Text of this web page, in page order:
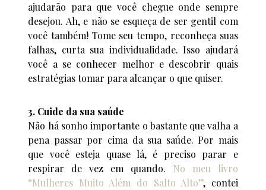
ajudarão para que você chegue onde sempre
desejou. Ah, e não se esqueça de ser gentil com
você também! Tome seu tempo, reconheça suas
falhas, curta sua individualidade. Isso ajudará
você a se conhecer melhor e descobrir quais
estratégias tomar para alcançar o que quiser.
3. Cuide da sua saúde
Não há sonho importante o bastante que valha a
pena passar por cima da sua saúde. Por mais
que você esteja quase lá, é preciso parar e
respirar de vez em quando. No meu livro
“Mulheres Muito Além do Salto Alto”, contei